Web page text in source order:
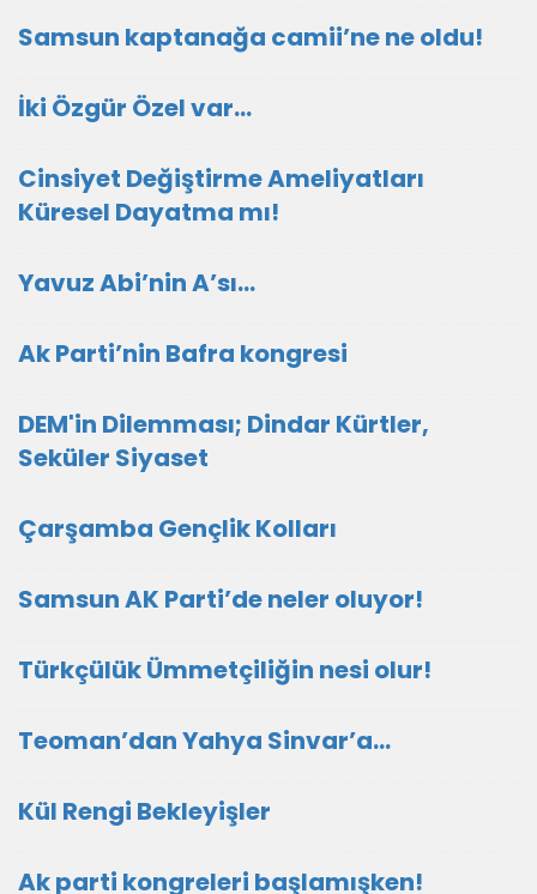
Samsun kaptanağa camii’ne ne oldu!
İki Özgür Özel var…
Cinsiyet Değiştirme Ameliyatları
Küresel Dayatma mı!
Yavuz Abi’nin A’sı…
Ak Parti’nin Bafra kongresi
DEM'in Dilemması; Dindar Kürtler,
Seküler Siyaset
Çarşamba Gençlik Kolları
Samsun AK Parti’de neler oluyor!
Türkçülük Ümmetçiliğin nesi olur!
Teoman’dan Yahya Sinvar’a…
Kül Rengi Bekleyişler
Ak parti kongreleri başlamışken!